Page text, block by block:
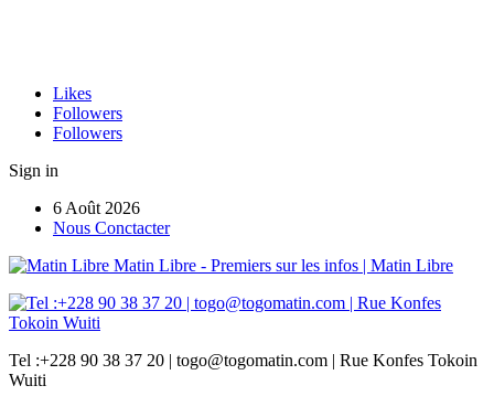
Likes
Followers
Followers
Sign in
6 Août 2026
Nous Conctacter
Matin Libre - Premiers sur les infos | Matin Libre
Tel :+228 90 38 37 20 | togo@togomatin.com | Rue Konfes Tokoin
Wuiti